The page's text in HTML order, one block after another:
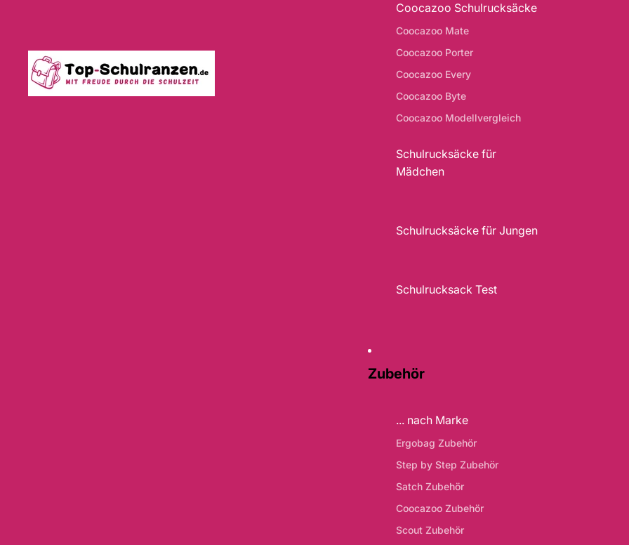
Coocazoo Schulrucksäcke
Coocazoo Mate
Coocazoo Porter
Coocazoo Every
Coocazoo Byte
Coocazoo Modellvergleich
Schulrucksäcke für
Mädchen
Schulrucksäcke für Jungen
Schulrucksack Test
Zubehör
... nach Marke
Ergobag Zubehör
Step by Step Zubehör
Satch Zubehör
Coocazoo Zubehör
Scout Zubehör